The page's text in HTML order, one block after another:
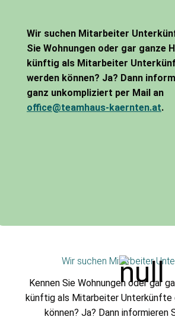
Wir suchen Mitarbeiter
Sie Wohnungen oder gar ganze
künftig als Mitarbeiter
werden können? Ja? Dann
ganz unkompliziert per Mail an
office@teamhaus-kaernten.at.
Wir suchen Mitarbeiter
Kennen Sie Wohnungen oder gar
künftig als Mitarbeiter Unterkünfte
können? Ja? Dann informieren